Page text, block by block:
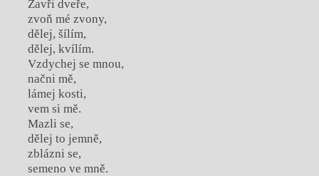
Zavři dveře,
zvoň mé zvony,
dělej, šílím,
dělej, kvílím.
Vzdychej se mnou,
načni mě,
lámej kosti,
vem si mě.
Mazli se,
dělej to jemně,
zblázni se,
semeno ve mně.